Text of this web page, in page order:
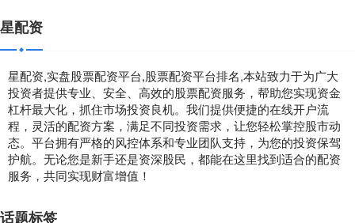
星配资
星配资,实盘股票配资平台,股票配资平台排名,本站致力于为广大
投资者提供专业、安全、高效的股票配资服务，帮助您实现资金
杠杆最大化，抓住市场投资良机。我们提供便捷的在线开户流
程，灵活的配资方案，满足不同投资需求，让您轻松掌控股市动
态。平台拥有严格的风控体系和专业团队支持，为您的投资保驾
护航。无论您是新手还是资深股民，都能在这里找到适合的配资
服务，共同实现财富增值！
话题标签